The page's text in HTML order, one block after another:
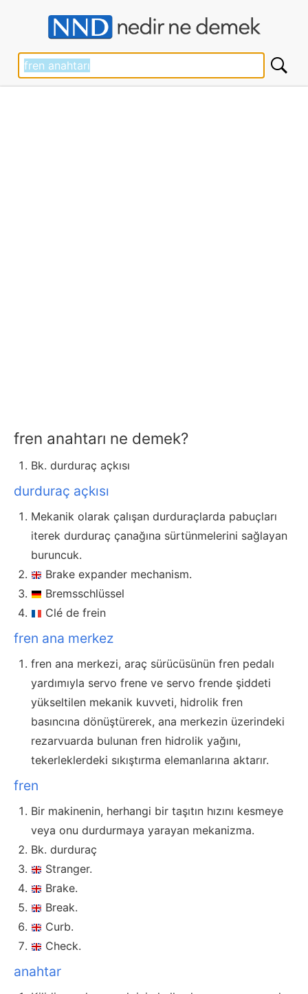
fren anahtarı ne demek?
Bk. durduraç açkısı
durduraç açkısı
Mekanik olarak çalışan durduraçlarda pabuçları
iterek durduraç çanağına sürtünmelerini sağlayan
buruncuk.
Brake expander mechanism.
Bremsschlüssel
Clé de frein
fren ana merkez
fren ana merkezi, araç sürücüsünün fren pedalı
yardımıyla servo frene ve servo frende şiddeti
yükseltilen mekanik kuvveti, hidrolik fren
basıncına dönüştürerek, ana merkezin üzerindeki
rezarvuarda bulunan fren hidrolik yağını,
tekerleklerdeki sıkıştırma elemanlarına aktarır.
fren
Bir makinenin, herhangi bir taşıtın hızını kesmeye
veya onu durdurmaya yarayan mekanizma.
Bk. durduraç
Stranger.
Brake.
Break.
Curb.
Check.
anahtar